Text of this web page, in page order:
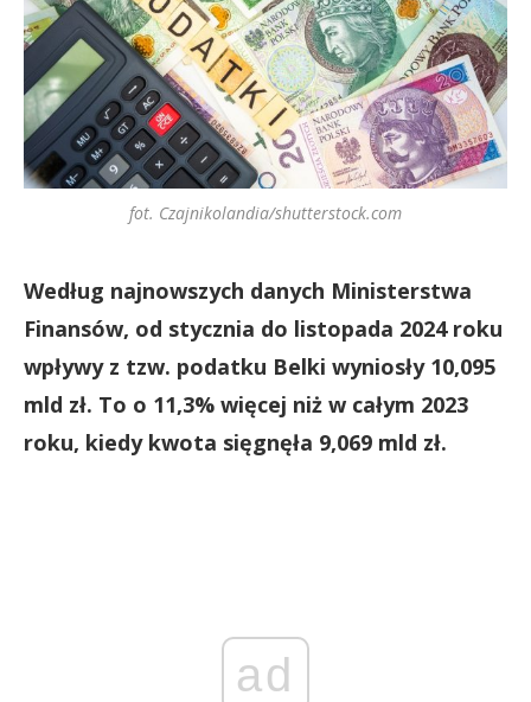
fot. Czajnikolandia/shutterstock.com
Według najnowszych danych Ministerstwa
Finansów, od stycznia do listopada 2024 roku
wpływy z tzw. podatku Belki wyniosły 10,095
mld zł. To o 11,3% więcej niż w całym 2023
roku, kiedy kwota sięgnęła 9,069 mld zł.
ad